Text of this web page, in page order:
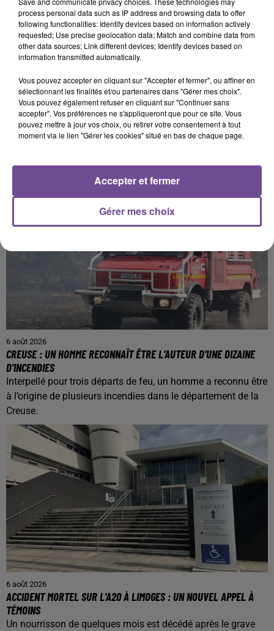
souhaitez l'afficher, merci de nous donner votre accord
en cliquant sur le bouton ci-dessous.
Afficher l'élément
PRÈS DE CHEZ VOUS
6 août 2026
CREUSE : UN HOMME RECONNAÎT ÊTRE L’AUTEUR D’UNE DIZAINE
D’INCENDIES
Interpellé pour trois départs de feu, un homme a reconnu être
à l’origine de plusieurs incendies dans le département de la
Creuse.
6 août 2026
ACCIDENT MORTEL SUR L’A20 À LIMOGES : UN NOUVEL APPEL À
TÉMOINS
Un nourrisson de quelques mois est décédé après le grave
process personal data such as IP address and browsing data to offer
following functionalities: Identify devices based on information actively
requested; Use precise geolocation data; Match and combine data from
other data sources; Link different devices; Identify devices based on
information transmitted automatically.
Vous pouvez accepter en cliquant sur "Accepter et fermer", ou affiner en
sélectionnant les finalités et/ou partenaires dans "Gérer mes choix".
Vous pouvez également refuser en cliquant sur "Continuer sans
accepter". Vos préférences ne s'appliqueront que pour ce site. Vous
pouvez mettre à jour vos choix, ou retirer votre consentement à tout
moment via le lien "Gérer les cookies" situé en bas de chaque page.
Gérer mes choix
Accepter et fermer